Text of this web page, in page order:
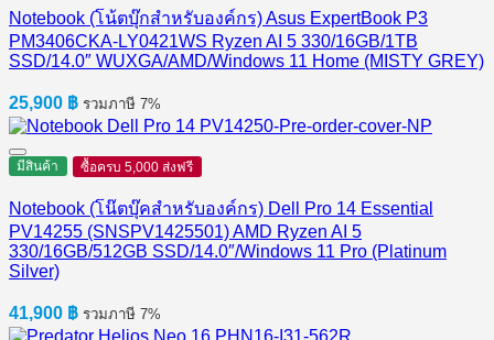
Notebook (โน้ตบุ๊กสำหรับองค์กร) Asus ExpertBook P3
PM3406CKA-LY0421WS Ryzen AI 5 330/16GB/1TB
SSD/14.0″ WUXGA/AMD/Windows 11 Home (MISTY GREY)
25,900 ฿ รวมภาษี 7%
มีสินค้า ซื้อครบ 5,000 ส่งฟรี
Notebook (โน๊ตบุ๊คสำหรับองค์กร) Dell Pro 14 Essential
PV14255 (SNSPV1425501) AMD Ryzen AI 5
330/16GB/512GB SSD/14.0″/Windows 11 Pro (Platinum
Silver)
41,900 ฿ รวมภาษี 7%